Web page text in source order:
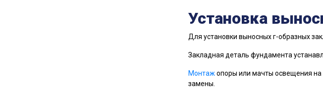
Установка
Для установки выносных г-образных
Закладная деталь фундамента
Монтажопоры или мачты освещения на
замены.